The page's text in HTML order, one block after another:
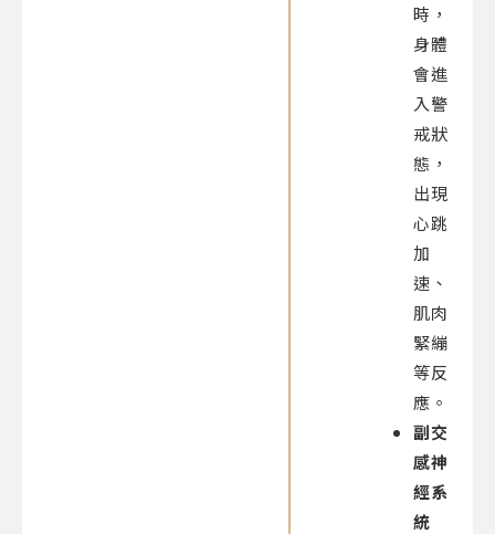
時，
身體
會進
入警
戒狀
態，
出現
心跳
加
速、
肌肉
緊繃
等反
應。
副交
感神
經系
統